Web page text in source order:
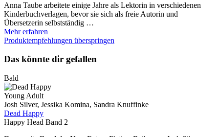
Anna Taube arbeitete einige Jahre als Lektorin in verschiedenen
Kinderbuchverlagen, bevor sie sich als freie Autorin und
Übersetzerin selbstständig …
Mehr erfahren
Produktempfehlungen überspringen
Das könnte dir gefallen
Bald
Young Adult
Josh Silver, Jessika Komina, Sandra Knuffinke
Dead Happy
Happy Head Band 2